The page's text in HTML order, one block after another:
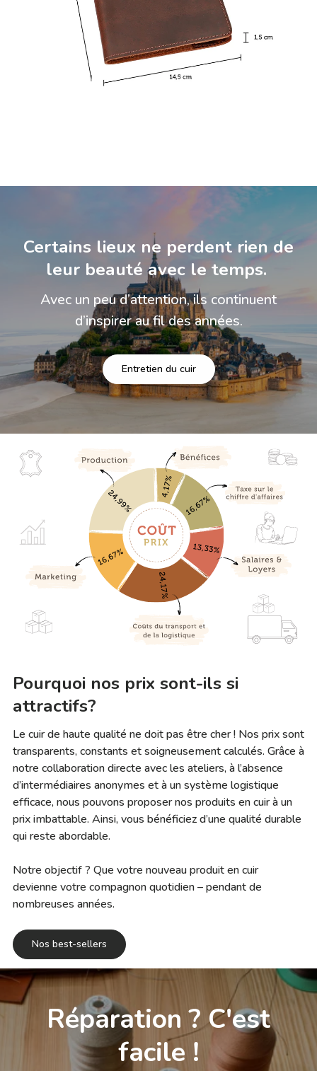
Certains lieux ne perdent rien de
leur beauté avec le temps.
Avec un peu d’attention, ils continuent
d’inspirer au fil des années.
Entretien du cuir
Pourquoi nos prix sont-ils si
attractifs?
Le cuir de haute qualité ne doit pas être cher ! Nos prix sont
transparents, constants et soigneusement calculés. Grâce à
notre collaboration directe avec les ateliers, à l’absence
d’intermédiaires anonymes et à un système logistique
efficace, nous pouvons proposer nos produits en cuir à un
prix imbattable. Ainsi, vous bénéficiez d’une qualité durable
qui reste abordable.
Notre objectif ? Que votre nouveau produit en cuir
devienne votre compagnon quotidien – pendant de
nombreuses années.
Nos best-sellers
Réparation ? C'est
facile !